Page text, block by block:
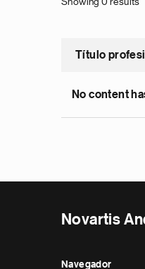
Título
No content
Novartis
Navegador